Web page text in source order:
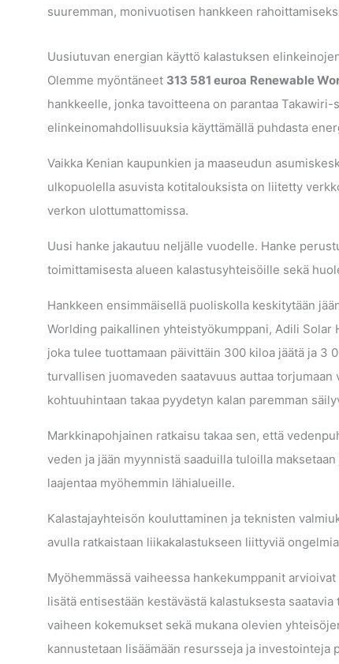
suuremman, monivuotisen hankkeen
Uusiutuvan energian käyttö kalastuksen
Olemme myöntäneet 313 581 euroa Renewable
hankkeelle, jonka tavoitteena on parantaa
elinkeinomahdollisuuksia käyttämällä puhdasta
Vaikka Kenian kaupunkien ja maaseudun
ulkopuolella asuvista kotitalouksista on liitetty
verkon ulottumattomissa.
Uusi hanke jakautuu neljälle vuodelle. Hanke
toimittamisesta alueen kalastusyhteisöille sekä
Hankkeen ensimmäisellä puoliskolla keskitytään
Worlding paikallinen yhteistyökumppani, Adili
joka tulee tuottamaan päivittäin 300 kiloa jäätä ja 3
turvallisen juomaveden saatavuus auttaa
kohtuuhintaan takaa pyydetyn kalan paremman
Markkinapohjainen ratkaisu takaa sen, että
veden ja jään myynnistä saaduilla tuloilla
laajentaa myöhemmin lähialueille.
Kalastajayhteisön kouluttaminen ja teknisten
avulla ratkaistaan liikakalastukseen liittyviä
Myöhemmässä vaiheessa hankekumppanit
lisätä entisestään kestävästä kalastuksesta
vaiheen kokemukset sekä mukana olevien
kannustetaan lisäämään resursseja ja